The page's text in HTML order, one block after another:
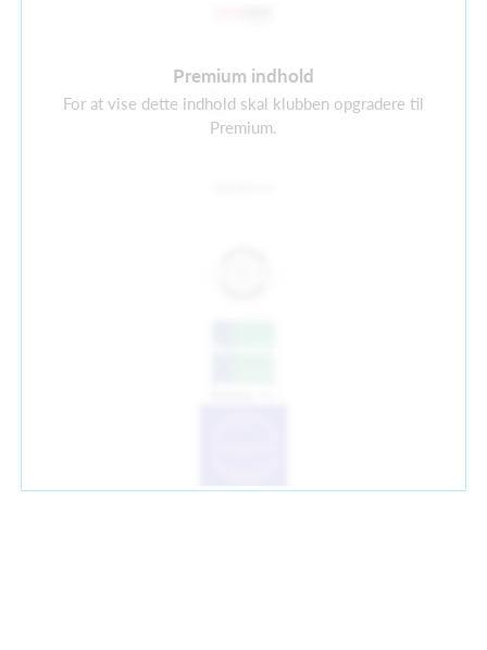
Premium indhold
For at vise dette indhold skal klubben opgradere til
Premium.